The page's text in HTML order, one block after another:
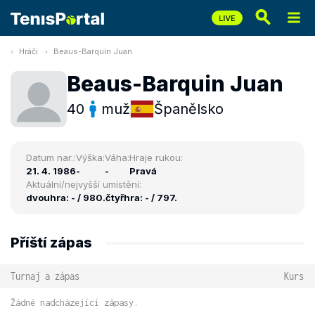
Hráči Beaus-Barquin Juan
Beaus-Barquin Juan
40 muž Španělsko
Datum nar.:
21. 4. 1986
Výška:
-
Váha:
-
Hraje rukou:
Pravá
Aktuální/nejvyšší umístění:
dvouhra: - / 980.čtyřhra: - / 797.
Příští zápas
Turnaj a zápas Kurs
Žádné nadcházející zápasy.